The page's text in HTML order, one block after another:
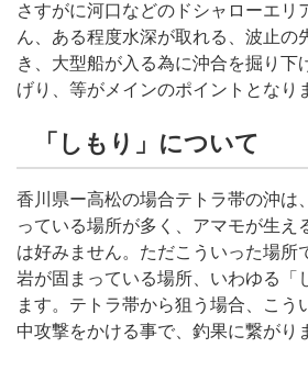
さすがに河口などのドシャローエリ
ん、ある程度水深が取れる、波止の
き、大型船が入る為に沖合を掘り下
げり、等がメインのポイントとなり
「しもり」について
香川県ー高松の場合テトラ帯の沖は
っている場所が多く、アマモが生え
は好みません。ただこういった場所
岩が固まっている場所、いわゆる「
ます。テトラ帯から狙う場合、こう
中攻撃をかける事で、釣果に繋がり